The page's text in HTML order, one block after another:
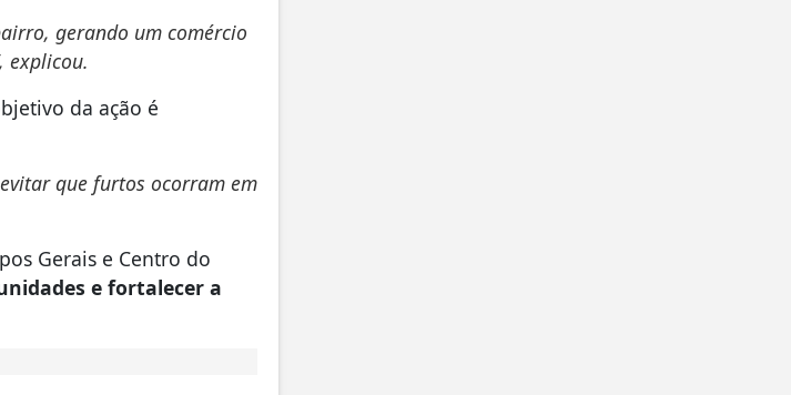
gerando um comércio
explicou.
da ação é
que furtos ocorram em
Gerais e Centro do
e fortalecer a